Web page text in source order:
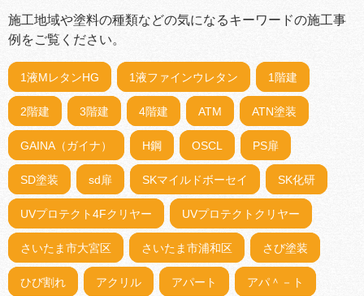
施工地域や塗料の種類などの気になるキーワードの施工事
例をご覧ください。
1液MレタンHG 1液ファインウレタン 1階建
2階建 3階建 4階建 ATM ATN塗装
GAINA（ガイナ） H鋼 OSCL PS扉
SD塗装 sd扉 SKマイルドボーセイ SK化研
UVプロテクト4Fクリヤー UVプロテクトクリヤー
さいたま市大宮区 さいたま市浦和区 さび塗装
ひび割れ アクリル アパート アパ＾－ト